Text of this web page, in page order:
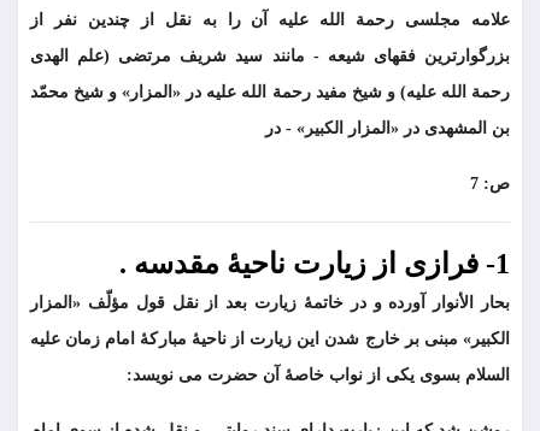
علامه مجلسى رحمة الله عليه آن را به نقل از چندین نفر از
بزرگوارترین فقهای شیعه - مانند سید شریف مرتضی (علم الهدی
رحمة الله علیه) و شیخ مفید رحمة الله علیه در «المزار» و شیخ محمّد
بن المشهدی در «المزار الکبیر» - در
ص: 7
1- فرازی از زیارت ناحیۀ مقدسه .
بحار الأنوار آورده و در خاتمۀ زیارت بعد از نقل قول مؤلّف «المزار
الكبير» مبنى بر خارج شدن این زیارت از ناحیۀ مبارکۀ امام زمان علیه
السلام بسوی یکی از نواب خاصۀ آن حضرت می نویسد: